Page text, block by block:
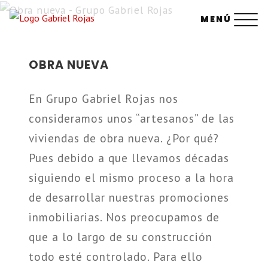
Saltar
MENÚ
OBRA NUEVA
En Grupo Gabriel Rojas nos
consideramos unos “artesanos” de las
viviendas de obra nueva. ¿Por qué?
Pues debido a que llevamos décadas
siguiendo el mismo proceso a la hora
de desarrollar nuestras promociones
inmobiliarias. Nos preocupamos de
que a lo largo de su construcción
todo esté controlado. Para ello